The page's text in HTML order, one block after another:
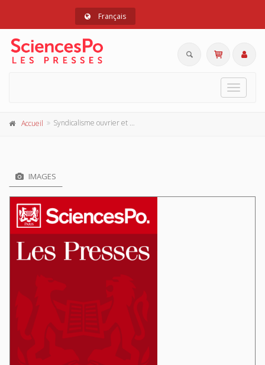
Français
Toggle
Accueil Syndicalisme ouvrier et social-démocratie en Norvège
IMAGES